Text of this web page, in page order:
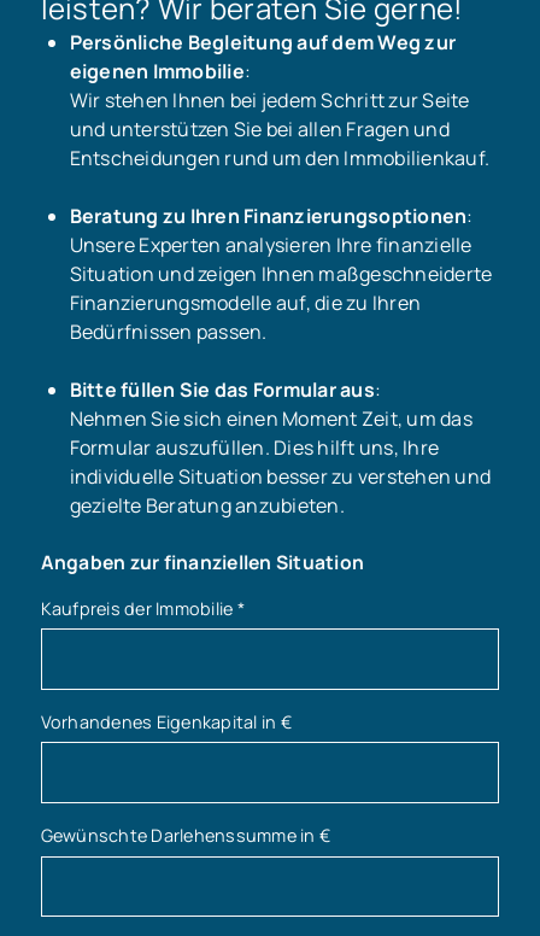
Persönliche Begleitung auf dem Weg zur
eigenen Immobilie:
Wir stehen Ihnen bei jedem Schritt zur Seite
und unterstützen Sie bei allen Fragen und
Entscheidungen rund um den Immobilienkauf.
Beratung zu Ihren Finanzierungsoptionen:
Unsere Experten analysieren Ihre finanzielle
Situation und zeigen Ihnen maßgeschneiderte
Finanzierungsmodelle auf, die zu Ihren
Bedürfnissen passen.
Bitte füllen Sie das Formular aus:
Nehmen Sie sich einen Moment Zeit, um das
Formular auszufüllen. Dies hilft uns, Ihre
individuelle Situation besser zu verstehen und
gezielte Beratung anzubieten.
Angaben zur finanziellen Situation
Kaufpreis der Immobilie *
Vorhandenes Eigenkapital in €
Gewünschte Darlehenssumme in €